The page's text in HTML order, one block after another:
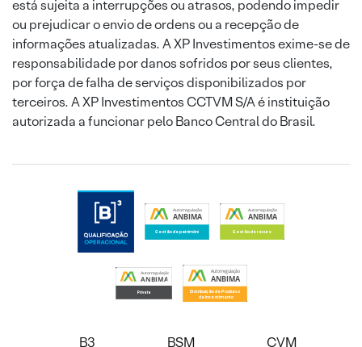
está sujeita a interrupções ou atrasos, podendo impedir
ou prejudicar o envio de ordens ou a recepção de
informações atualizadas. A XP Investimentos exime-se de
responsabilidade por danos sofridos por seus clientes,
por força de falha de serviços disponibilizados por
terceiros. A XP Investimentos CCTVM S/A é instituição
autorizada a funcionar pelo Banco Central do Brasil.
B3 BSM CVM